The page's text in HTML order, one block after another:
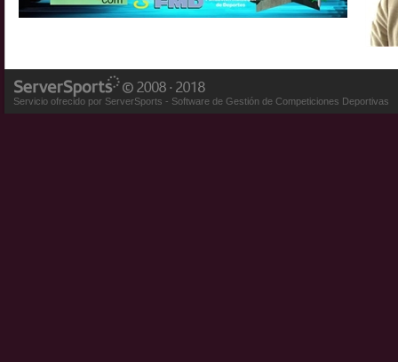
Servicio ofrecido por ServerSports - Software de Gestión de Competiciones Deportivas